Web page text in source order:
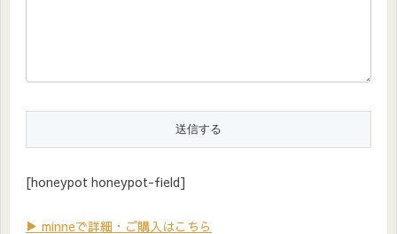
[honeypot honeypot-field]
▶ minneで詳細・ご購入はこちら